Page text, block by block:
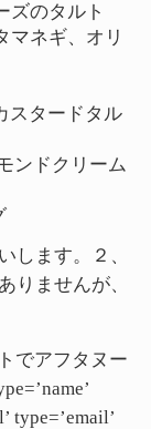
ズのタルト
マネギ、オリ
スタードタル
ンドクリーム
します。２、
りませんが、
でアフタヌー
type=’email’